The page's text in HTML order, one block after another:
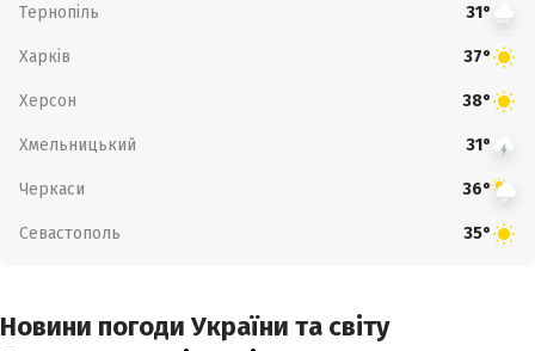
Тернопіль 31°
Харків 37°
Херсон 38°
Хмельницький 31°
Черкаси 36°
Севастополь 35°
Новини погоди України та світу